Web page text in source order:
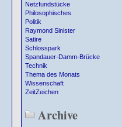
Netzfundstücke
Philosophisches
Politik
Raymond Sinister
Satire
Schlosspark
Spandauer-Damm-Brücke
Technik
Thema des Monats
Wissenschaft
ZeitZeichen
Archive